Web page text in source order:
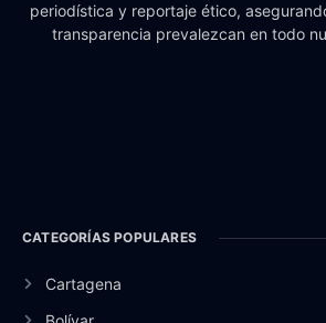
periodística y reportaje ético,
transparencia prevalezcan en todo
CATEGORÍAS POPULARES
Cartagena